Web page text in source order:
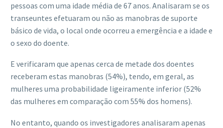
pessoas com uma idade média de 67 anos. Analisaram se os
transeuntes efetuaram ou não as manobras de suporte
básico de vida, o local onde ocorreu a emergência e a idade e
o sexo do doente.
E verificaram que apenas cerca de metade dos doentes
receberam estas manobras (54%), tendo, em geral, as
mulheres uma probabilidade ligeiramente inferior (52%
das mulheres em comparação com 55% dos homens).
No entanto, quando os investigadores analisaram apenas